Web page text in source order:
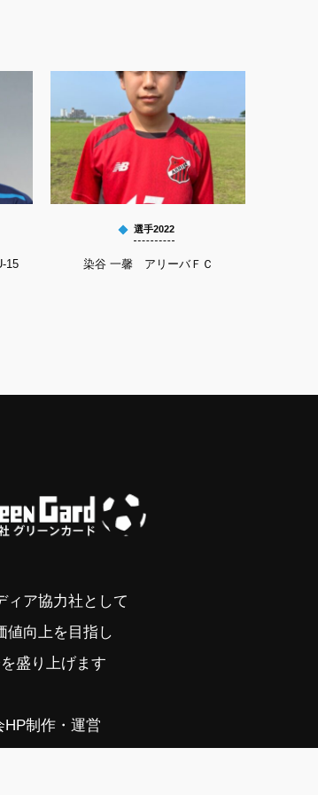
15
選手2022
染谷 一馨 アリーバＦＣ
ィア協力社として
値向上を目指し
盛り上げます
HP制作・運営